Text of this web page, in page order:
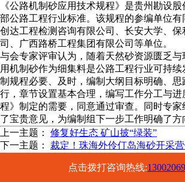
《公路机制砂应用技术规程》是贵州勘设
部公路工程行业标准。该规程的参编单位
创达工程检测咨询有限公司、长安大学、
司、广西路桥工程集团有限公司等单位。
与会专家评审认为，随着天然砂资源匮乏
用机制砂作为细集料是公路工程行业可持
制规程必要、及时，编制大纲目标明确、
行，章节设置基本合理，编写工作分工与
程》制定的需要，同意通过审查。同时专家
了宝贵意见，为编制组下一步工作明确了方
上一主题： 修复好生态 矿山披“绿装”
下一主题： 裁定！珠海外伶仃岛海砂开采
点击拨打咨询热线: